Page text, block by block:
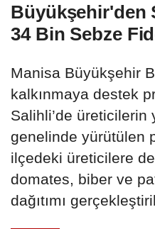
Büyükşehir'den
34 Bin Sebze
Manisa Büyükşehir
kalkınmaya destek
Salihli’de
genelinde yürütülen
ilçedeki üreticilere
domates, biber ve
dağıtımı